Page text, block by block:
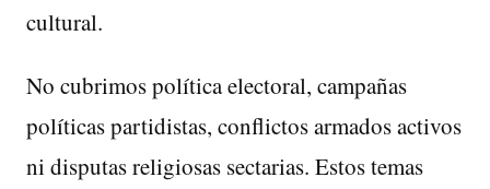
cultural.
No cubrimos política electoral, campañas
políticas partidistas, conflictos armados activos
ni disputas religiosas sectarias. Estos temas